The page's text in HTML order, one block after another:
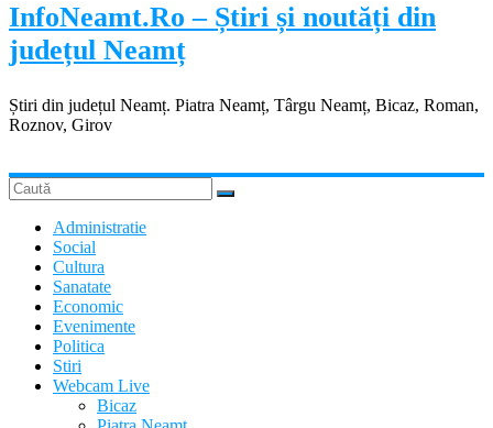
InfoNeamt.Ro – Știri și noutăți din
județul Neamț
Știri din județul Neamț. Piatra Neamț, Târgu Neamț, Bicaz, Roman,
Roznov, Girov
Administratie
Social
Cultura
Sanatate
Economic
Evenimente
Politica
Stiri
Webcam Live
Bicaz